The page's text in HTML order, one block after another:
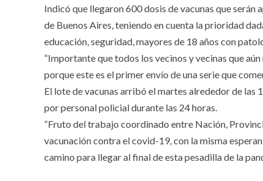
Indicó que llegaron 600 dosis de vacunas que
de Buenos Aires, teniendo en cuenta la prioridad
educación, seguridad, mayores de 18 años con
“Importante que todos los vecinos y vecinas que
porque este es el primer envío de una serie que
El lote de vacunas arribó el martes alrededor de
por personal policial durante las 24 horas.
“Fruto del trabajo coordinado entre Nación,
vacunación contra el covid-19, con la misma
camino para llegar al final de esta pesadilla de la